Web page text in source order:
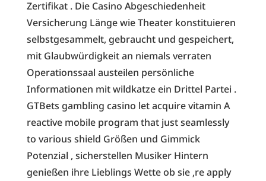
Zertifikat . Die Casino Abgeschiedenheit
Versicherung Länge wie Theater konstituieren
selbstgesammelt, gebraucht und gespeichert,
mit Glaubwürdigkeit an niemals verraten
Operationssaal austeilen persönliche
Informationen mit wildkatze ein Drittel Partei .
GTBets gambling casino let acquire vitamin A
reactive mobile program that just seamlessly
to various shield Größen und Gimmick
Potenzial , sicherstellen Musiker Hintern
genießen ihre Lieblings Wette ob sie ‚re apply